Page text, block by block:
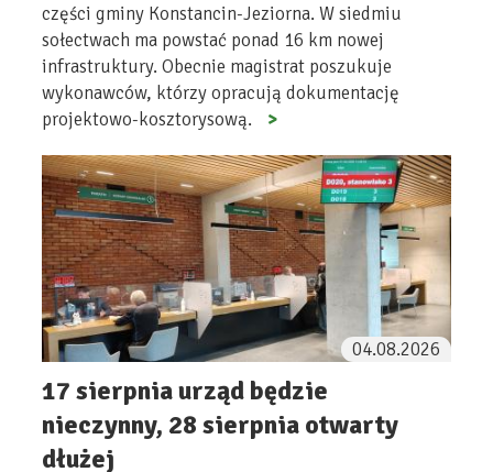
części gminy Konstancin-Jeziorna. W siedmiu
sołectwach ma powstać ponad 16 km nowej
infrastruktury. Obecnie magistrat poszukuje
wykonawców, którzy opracują dokumentację
projektowo-kosztorysową.
04.08.2026
17 sierpnia urząd będzie
nieczynny, 28 sierpnia otwarty
dłużej